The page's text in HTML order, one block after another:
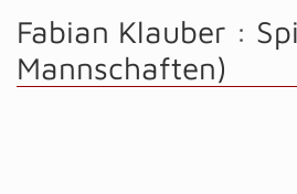
Fabian Klauber :
Mannschaften)